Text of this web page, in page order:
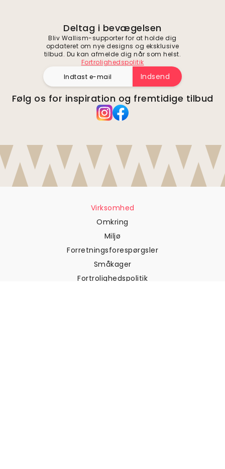
Deltag i bevægelsen
Bliv Wallism-supporter for at holde dig
opdateret om nye designs og eksklusive
tilbud. Du kan afmelde dig når som helst.
Fortrolighedspolitik
Indsend
Følg os for inspiration og fremtidige tilbud
Virksomhed
Omkring
Miljø
Forretningsforespørgsler
Småkager
Fortrolighedspolitik